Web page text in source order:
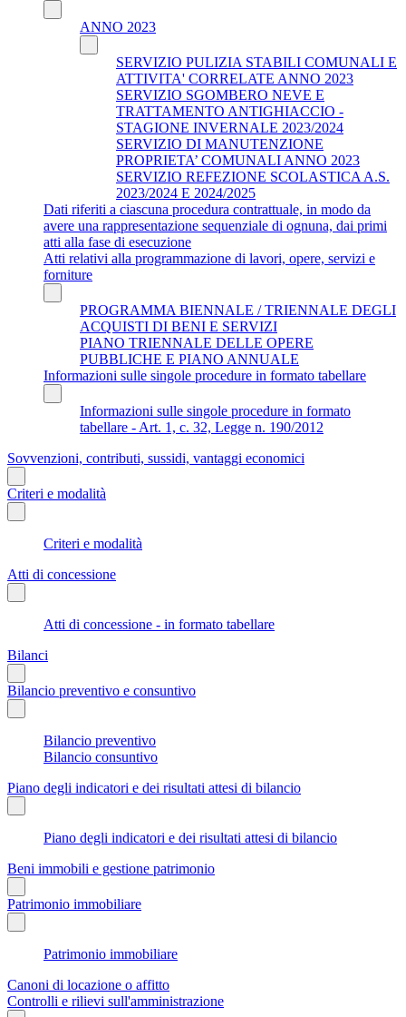
ANNO 2023
SERVIZIO PULIZIA STABILI COMUNALI E
ATTIVITA' CORRELATE ANNO 2023
SERVIZIO SGOMBERO NEVE E
TRATTAMENTO ANTIGHIACCIO -
STAGIONE INVERNALE 2023/2024
SERVIZIO DI MANUTENZIONE
PROPRIETA’ COMUNALI ANNO 2023
SERVIZIO REFEZIONE SCOLASTICA A.S.
2023/2024 E 2024/2025
Dati riferiti a ciascuna procedura contrattuale, in modo da
avere una rappresentazione sequenziale di ognuna, dai primi
atti alla fase di esecuzione
Atti relativi alla programmazione di lavori, opere, servizi e
forniture
PROGRAMMA BIENNALE / TRIENNALE DEGLI
ACQUISTI DI BENI E SERVIZI
PIANO TRIENNALE DELLE OPERE
PUBBLICHE E PIANO ANNUALE
Informazioni sulle singole procedure in formato tabellare
Informazioni sulle singole procedure in formato
tabellare - Art. 1, c. 32, Legge n. 190/2012
Sovvenzioni, contributi, sussidi, vantaggi economici
Criteri e modalità
Criteri e modalità
Atti di concessione
Atti di concessione - in formato tabellare
Bilanci
Bilancio preventivo e consuntivo
Bilancio preventivo
Bilancio consuntivo
Piano degli indicatori e dei risultati attesi di bilancio
Piano degli indicatori e dei risultati attesi di bilancio
Beni immobili e gestione patrimonio
Patrimonio immobiliare
Patrimonio immobiliare
Canoni di locazione o affitto
Controlli e rilievi sull'amministrazione